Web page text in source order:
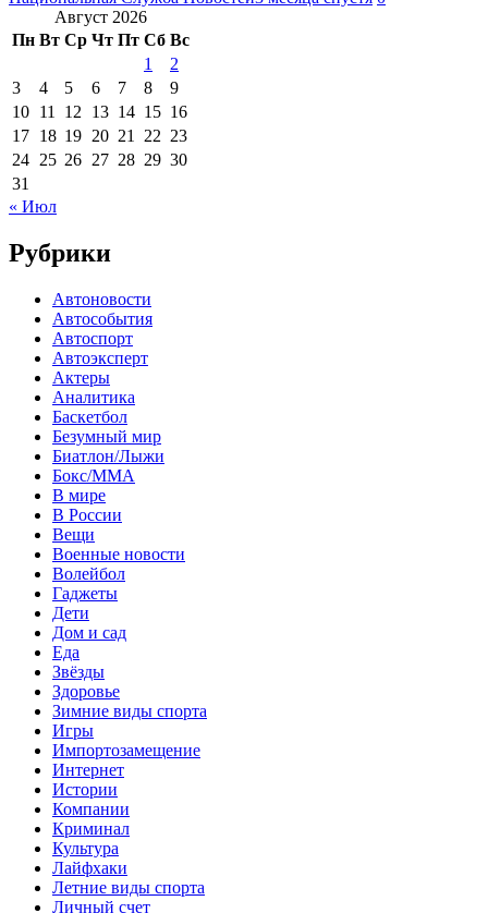
Август 2026
Пн Вт Ср Чт Пт Сб Вс
1
2
3
4 5 6 7 8
9
10 11 12 13 14 15 16
17 18 19 20 21 22 23
24 25 26 27 28 29 30
31
« Июл
Рубрики
Автоновости
Автособытия
Автоспорт
Автоэксперт
Актеры
Аналитика
Баскетбол
Безумный мир
Биатлон/Лыжи
Бокс/MMA
В мире
В России
Вещи
Военные новости
Волейбол
Гаджеты
Дети
Дом и сад
Еда
Звёзды
Здоровье
Зимние виды спорта
Игры
Импортозамещение
Интернет
Истории
Компании
Криминал
Культура
Лайфхаки
Летние виды спорта
Личный счет